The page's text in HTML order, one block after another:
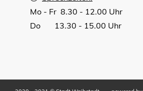
Mo - Fr 8.30 - 12.00 Uhr
Do 13.30 - 15.00 Uhr